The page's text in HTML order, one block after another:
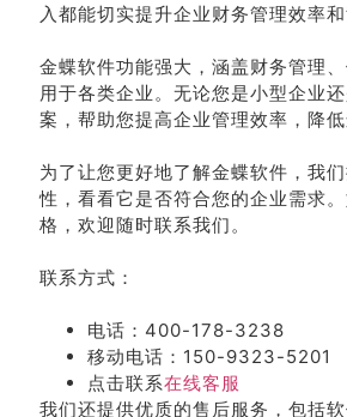
入都能切实提升企业财务管理效率和
金蝶软件功能强大，涵盖财务管理
用于各类企业。无论您是小型企业
案，帮助您提高企业管理效率，降
为了让您更好地了解金蝶软件，我
性，看看它是否符合您的企业需求
格，欢迎随时联系我们。
联系方式：
电话：400-178-3238
移动电话：150-9323-5201
点击联系在线客服
我们还提供优质的售后服务，包括